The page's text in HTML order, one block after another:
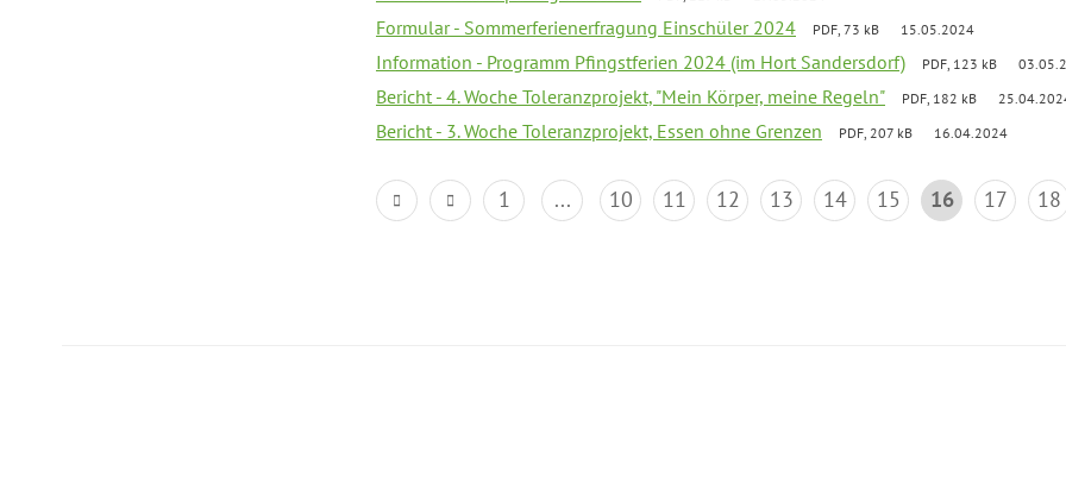
Formular - Sommerferienerfragung Einschüler 2024 PDF, 73 kB 15.05.2024
Information - Programm Pfingstferien 2024 (im Hort Sandersdorf) PDF, 123 kB
Bericht - 4. Woche Toleranzprojekt, "Mein Körper, meine Regeln" PDF, 182 kB
Bericht - 3. Woche Toleranzprojekt, Essen ohne Grenzen PDF, 207 kB 16.04.2024
1 ... 10 11 12 13 14 15 16 17 18